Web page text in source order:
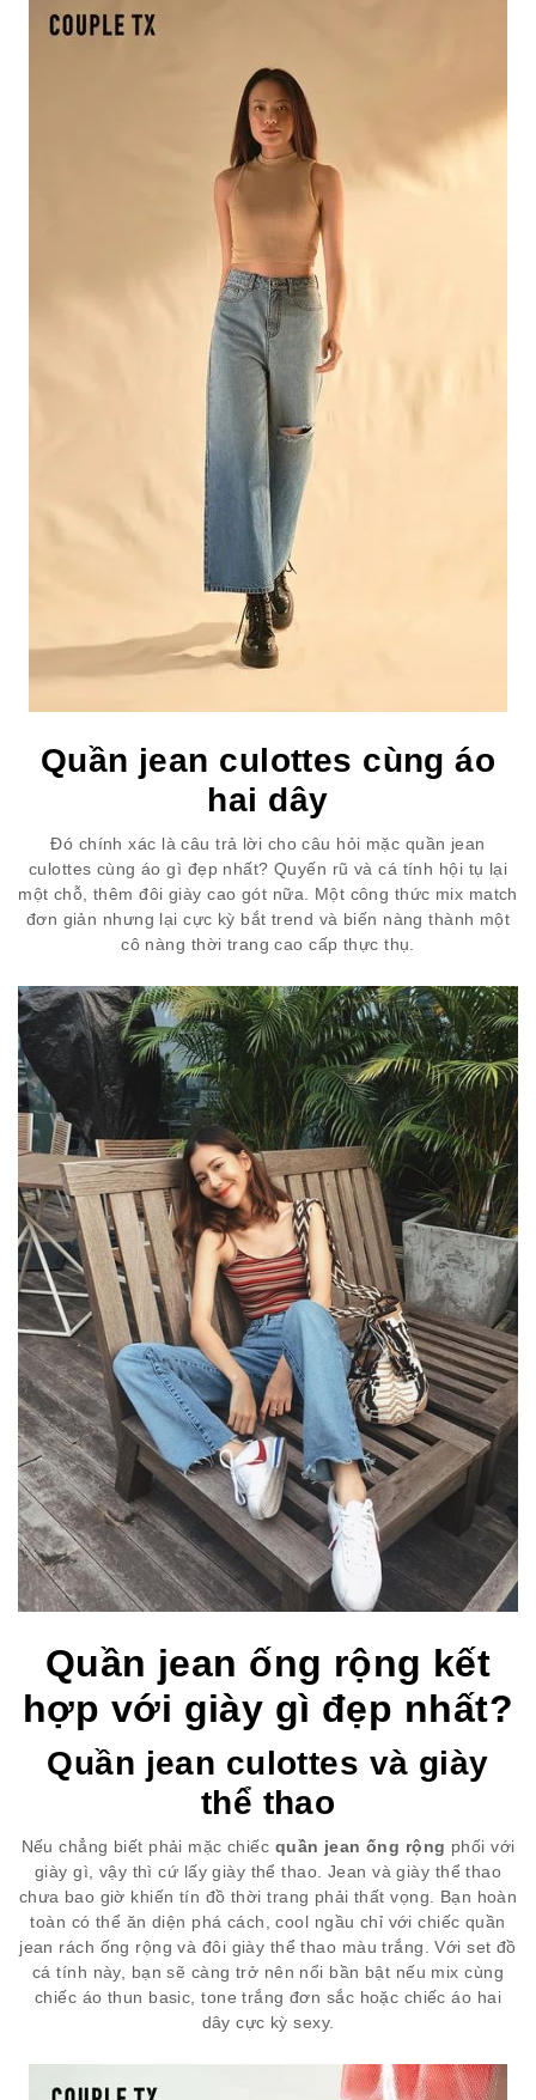
Quần jean culottes cùng áo
hai dây
Đó chính xác là câu trả lời cho câu hỏi mặc quần jean
culottes cùng áo gì đẹp nhất? Quyến rũ và cá tính hội tụ lại
một chỗ, thêm đôi giày cao gót nữa. Một công thức mix match
đơn giản nhưng lại cực kỳ bắt trend và biến nàng thành một
cô nàng thời trang cao cấp thực thụ.
Quần jean ống rộng kết
hợp với giày gì đẹp nhất?
Quần jean culottes và giày
thể thao
Nếu chẳng biết phải mặc chiếc quần jean ống rộng phối với
giày gì, vậy thì cứ lấy giày thể thao. Jean và giày thể thao
chưa bao giờ khiến tín đồ thời trang phải thất vọng. Bạn hoàn
toàn có thể ăn diện phá cách, cool ngầu chỉ với chiếc quần
jean rách ống rộng và đôi giày thể thao màu trắng. Với set đồ
cá tính này, bạn sẽ càng trở nên nổi bần bật nếu mix cùng
chiếc áo thun basic, tone trắng đơn sắc hoặc chiếc áo hai
dây cực kỳ sexy.